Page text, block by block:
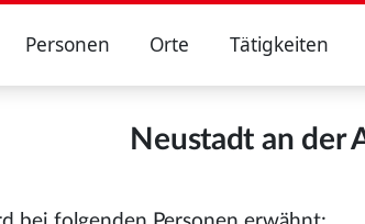
Personen Orte Tätigkeiten
Neustadt an der